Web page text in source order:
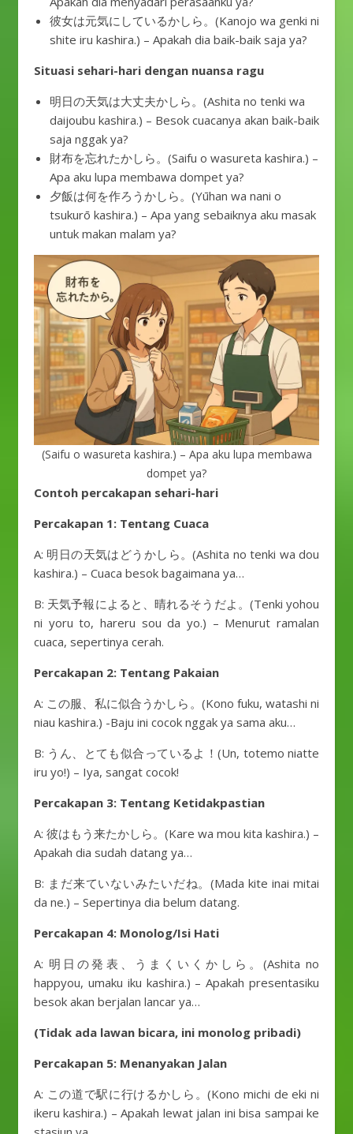
彼女は元気にしているかしら。(Kanojo wa genki ni
shite iru kashira.) – Apakah dia baik-baik saja ya?
Situasi sehari-hari dengan nuansa ragu
明日の天気は大丈夫かしら。(Ashita no tenki wa
daijoubu kashira.) – Besok cuacanya akan baik-baik
saja nggak ya?
財布を忘れたかしら。(Saifu o wasureta kashira.) –
Apa aku lupa membawa dompet ya?
夕飯は何を作ろうかしら。(Yūhan wa nani o
tsukurō kashira.) – Apa yang sebaiknya aku masak
untuk makan malam ya?
(Saifu o wasureta kashira.) – Apa aku lupa membawa
dompet ya?
Contoh percakapan sehari-hari
Percakapan 1: Tentang Cuaca
A: 明日の天気はどうかしら。(Ashita no tenki wa dou
kashira.) – Cuaca besok bagaimana ya…
B: 天気予報によると、晴れるそうだよ。(Tenki yohou
ni yoru to, hareru sou da yo.) – Menurut ramalan
cuaca, sepertinya cerah.
Percakapan 2: Tentang Pakaian
A: この服、私に似合うかしら。(Kono fuku, watashi ni
niau kashira.) -Baju ini cocok nggak ya sama aku…
B: うん、とても似合っているよ！(Un, totemo niatte
iru yo!) – Iya, sangat cocok!
Percakapan 3: Tentang Ketidakpastian
A: 彼はもう来たかしら。(Kare wa mou kita kashira.) –
Apakah dia sudah datang ya…
B: まだ来ていないみたいだね。(Mada kite inai mitai
da ne.) – Sepertinya dia belum datang.
Percakapan 4: Monolog/Isi Hati
A: 明日の発表、うまくいくかしら。(Ashita no
happyou, umaku iku kashira.) – Apakah presentasiku
besok akan berjalan lancar ya…
(Tidak ada lawan bicara, ini monolog pribadi)
Percakapan 5: Menanyakan Jalan
A: この道で駅に行けるかしら。(Kono michi de eki ni
ikeru kashira.) – Apakah lewat jalan ini bisa sampai ke